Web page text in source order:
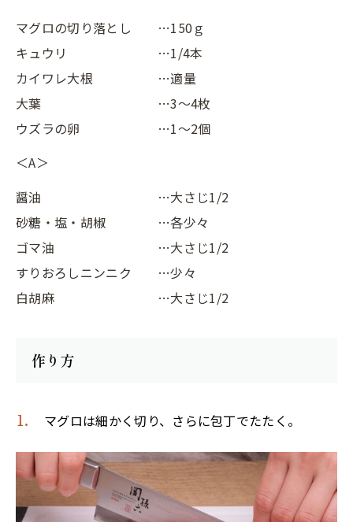
マグロの切り落とし
…150ｇ
キュウリ
…1/4本
カイワレ大根
…適量
大葉
…3～4枚
ウズラの卵
…1～2個
＜A＞
醤油
…大さじ1/2
砂糖・塩・胡椒
…各少々
ゴマ油
…大さじ1/2
すりおろしニンニク
…少々
白胡麻
…大さじ1/2
作り方
マグロは細かく切り、さらに包丁でたたく。